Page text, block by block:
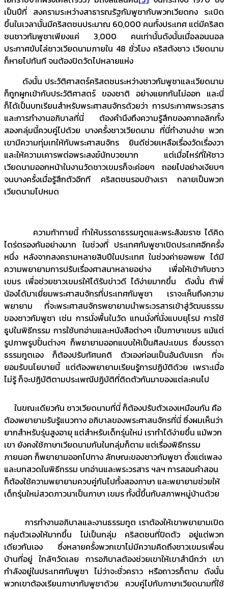
เป็นปีที่ สงครามระหว่างสาธารณรัฐกัมพูชากับพวกเวียดกง ระเบิด
ขึ้นในเวลานั้นมีคริสตชนประมาณ 60,000 คนทั้งประเทศ แต่มีคริสต
ชนชาวกัมพูชาเพียงแค่ 3,000 คนเท่านั้นดังนั้นเมื่อลอนนอล
ประกาศขับไล่ชาวเวียดนามภายใน 48 ชั่วโมง คริสตังชาว เวียดนาม
ก็หายไปทันที จนต้องปิดวัดไปหลายแห่ง
ดังนั้น ประวัติศาสตร์คริสตชนระหว่างชาวกัมพูชาและเวียดนาม
ก็ถูกผูกเข้ากับประวัติศาสตร์ ของชาติ อย่างแยกกันไม่ออก และนี่
ก็ได้เป็นบทเรียนสำหรับพระศาสนจักรด้วยว่า การประกาศพระวรสาร
และการทำงานอภิบาลที่นี่ ต้องคำนึงถึงความรู้สึกของคาทอลิกทั้ง
สองกลุ่มนี้ควบคู่ไปด้วย บางครั้งชาวเวียดนาม ที่นี่ทำงานง่าย พวก
เขามีความทุ่มเทให้กับพระศาสนจักร ยินดีช่วยเหลือเรื่องวัดเรื่องวา
และให้ความเคารพต่อพระสงฆ์นักบวชมาก แต่เมื่อไหร่ที่ให้ชาว
เวียดนามออกหน้าในงานวัดชาวเขมรก็จะค่อยๆ ถอยไปอย่างเงียบๆ
จนบางครั้งเมื่อรู้สึกตัวอีกที คริสตชนรอบข้างเรา กลายเป็นพวก
เวียดนามไปหมด
ความท้าทายนี้ ทำให้บรรดาธรรมทูตและพระสังฆราช ได้คิด
ไตร่ตรองกันอย่างมาก ในช่วงที่ ประเทศกัมพูชาเปิดประเทศอีกครั้ง
หนึ่ง หลังจากสงครามหลายสิบปีในประเทศ ในช่วงค่ายอพยพ ได้มี
ความพยายามการปรับเรื่องศาสนาหลายอย่าง เพื่อให้เข้ากับชาว
เขมร เพื่อช่วยชาวเขมรให้ได้รับข่าวดี ได้ง่ายมากขึ้น ดังนั้น ถ้าพี่
น้องได้มาเยี่ยมพระศาสนจักรที่ประเทศกัมพูชา เราจะเห็นถึงความ
พยายาม ที่จะพระศาสนจักรพยายามนำพระวรสารเข้าสู่วัฒนธรรม
ของชาวกัมพูชา เช่น การนั่งพื้นในวัด แทนนั่งที่นั่งแบบยุโรป การใช้
ธูปในพิธีกรรม การใช้บทอ่านและหนังสือต่างๆ เป็นภาษาเขมร แม้แต่
รูปภาพรูปปั้นต่างๆ ก็พยายามออกแบบให้เป็นศิลปะเขมร ซึ่งบรรดา
ธรรมทูตเอง ก็ต้องปรับทัศนคติ ตัวเองก่อนเป็นอันดับแรก ที่จะ
ยอมรับนโยบายนี้ แต่ต้องพยายามเรียนรู้การปฏิบัติด้วย เพราะเมื่อ
ไม่รู้ ก็จะปฏิบัติตามประเพณีปฏิบัติที่ติดตัวกันมาของแต่ละคนไป
ในขณะเดียวกัน ชาวเวียดนามที่นี่ ก็ต้องปรับตัวเองเหมือนกัน คือ
ต้องพยายามรับรู้แนวทาง อภิบาลของพระศาสนจักรที่นี่ ซึ่งผมเห็นว่า
ยากสำหรับรุ่นสูงอายุ แต่สำหรับเด็กรุ่นใหม่ เราทำได้ง่ายขึ้น แม้พวก
เขา ยังคงใช้ภาษาเวียดนามกันในกลุ่มก็ตาม แต่เรื่องพิธีกรรม
ภายนอก ก็พยายามออกไปทาง ลักษณะของชาวกัมพูชา ตั้งแต่เพลง
และบทสวดในพิธีกรรม บทอ่านและพระวรสาร ฯลฯ การสอนคำสอน
ก็ต้องใช้ความพยายามควบคู่กันไปทั้งสองภาษา และพยายามช่วยให้
เด็กรุ่นใหม่สวดภาวนาเป็นภาษา เขมร ทั้งนี้ขึ้นกับสภาพหมู่บ้านด้วย
การทำงานอภิบาลและงานธรรมทูต เราต้องให้เขาพยายามเปิด
กลุ่มตัวเองให้มากขึ้น ไม่เป็นกลุ่ม คริสตชนที่ปิดตัว อยู่แต่พวก
เดียวกันเอง ซึ่งหลายครั้งพวกเขาไม่มีความคิดถึงชาวเขมรเพื่อน
บ้านที่อยู่ ใกล้ๆวัดเลย การอภิบาลต้องช่วยเขาให้เขาสำนึกว่า เขา
กำลังอยู่ในประเทศกัมพูชา ไม่ว่าจะชั่วคราว หรือถาวรก็ตาม ดังนั้น
พวกเขาต้องเรียนภาษากัมพูชาด้วย ควบคู่ไปกับภาษาเวียดนามที่ใช้